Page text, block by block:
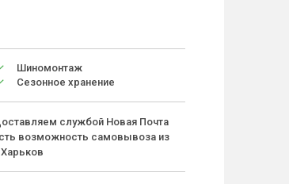
Шиномонтаж
Сезонное хранение
службой Новая Почта
возможность самовывоза из